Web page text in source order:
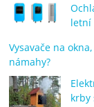
letní
Vysavače na
námahy?
krby